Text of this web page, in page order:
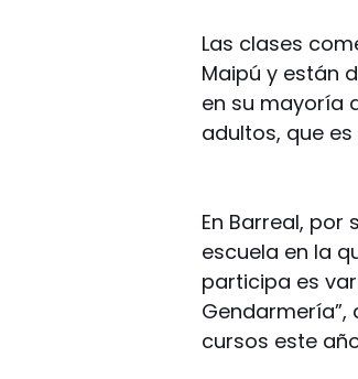
Las clases
Maipú y están
en su mayoría
adultos, que
En Barreal, por
escuela en la
participa es
Gendarmería”,
cursos este